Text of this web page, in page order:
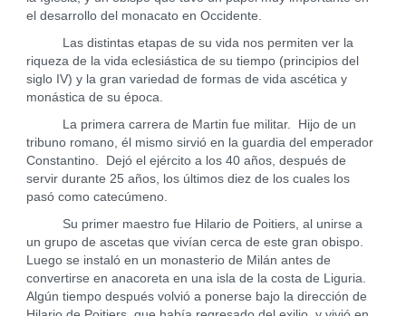
el desarrollo del monacato en Occidente.
Las distintas etapas de su vida nos permiten ver la
riqueza de la vida eclesiástica de su tiempo (principios del
siglo IV) y la gran variedad de formas de vida ascética y
monástica de su época.
La primera carrera de Martin fue militar. Hijo de un
tribuno romano, él mismo sirvió en la guardia del emperador
Constantino. Dejó el ejército a los 40 años, después de
servir durante 25 años, los últimos diez de los cuales los
pasó como catecúmeno.
Su primer maestro fue Hilario de Poitiers, al unirse a
un grupo de ascetas que vivían cerca de este gran obispo.
Luego se instaló en un monasterio de Milán antes de
convertirse en anacoreta en una isla de la costa de Liguria.
Algún tiempo después volvió a ponerse bajo la dirección de